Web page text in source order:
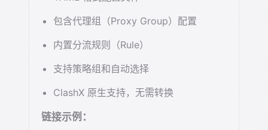
包含代理组（Proxy Group）配置
内置分流规则（Rule）
支持策略组和自动选择
ClashX 原生支持，无需转换
链接示例：